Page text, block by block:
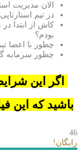
الان مدیریت
در تیم
کاش از ابتدا
بودم؟
چطور با اعضا
چطور سرمابه
اگر این
باشید که این
46
رایگان!